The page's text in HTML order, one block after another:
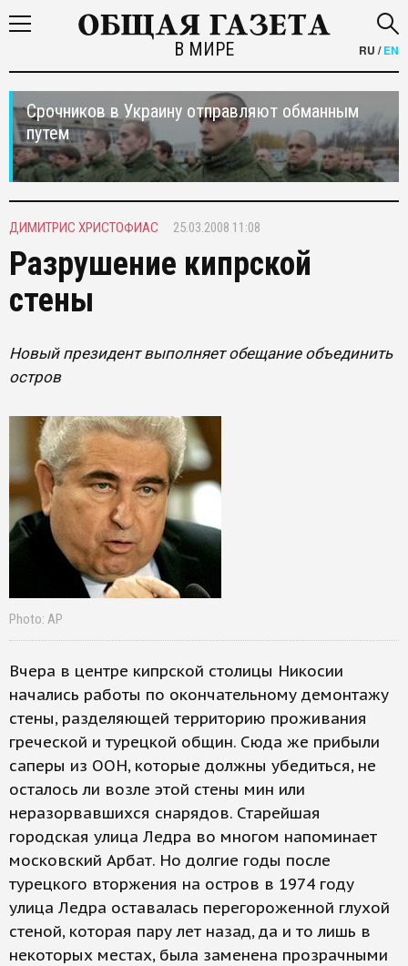
В МИРЕ RU /EN
Срочников в Украину отправляют обманным
путем
ДИМИТРИС ХРИСТОФИАС 25.03.2008 11:08
Разрушение кипрской
стены
Новый президент выполняет обещание объединить
остров
Photo: AP
Вчера в центре кипрской столицы Никосии
начались работы по окончательному демонтажу
стены, разделяющей территорию проживания
греческой и турецкой общин. Сюда же прибыли
саперы из ООН, которые должны убедиться, не
осталось ли возле этой стены мин или
неразорвавшихся снарядов. Старейшая
городская улица Ледра во многом напоминает
московский Арбат. Но долгие годы после
турецкого вторжения на остров в 1974 году
улица Ледра оставалась перегороженной глухой
стеной, которая пару лет назад, да и то лишь в
некоторых местах, была заменена прозрачными